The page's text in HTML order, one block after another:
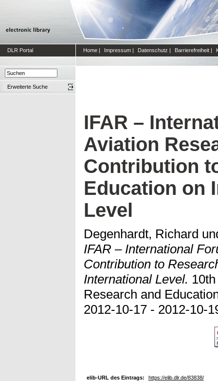
DLR Portal Home | Impressum | Datenschutz | Barrierefreiheit |
Erweiterte Suche
IFAR –
Aviation
Contribution
Education on
Level
Degenhardt, Richard
IFAR – International
Contribution to
International Level.
Research and
2012-10-17 - 2012-10-
elib-URL des Eintrags:
https://elib.dlr.de/83838/